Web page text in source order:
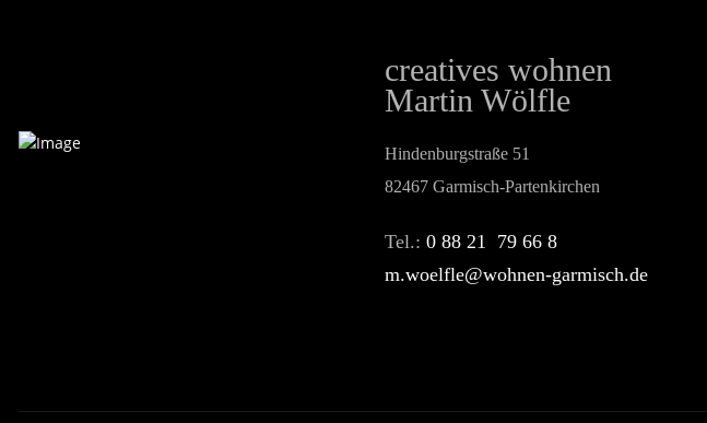
creatives wohnen
Martin Wölfle
Hindenburgstraße 51
82467 Garmisch-Partenkirchen
Tel.: 0 88 21 79 66 8
m.woelfle@wohnen-garmisch.de